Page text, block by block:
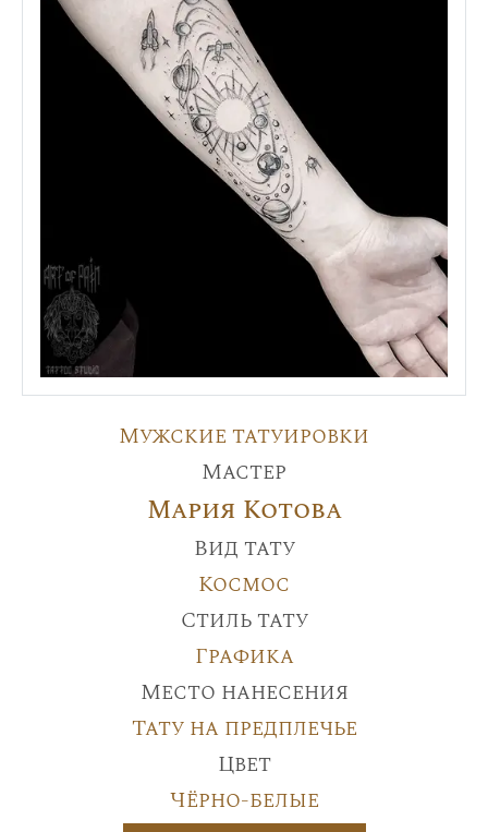
Мужские татуировки
Мастер
Мария Котова
Вид тату
Космос
Стиль тату
Графика
Место нанесения
Тату на предплечье
Цвет
Чёрно-белые